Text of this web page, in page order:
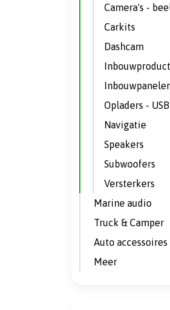
Carkits
Dashcam
Navigatie
Speakers
Subwoofers
Versterkers
Marine audio
Truck & Camper
Auto accessoires
Meer